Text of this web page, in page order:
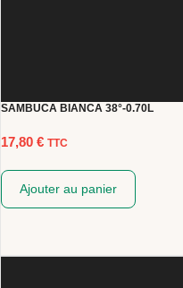
SAMBUCA BIANCA 38°-0.70L
17,80 € TTC
Ajouter au panier